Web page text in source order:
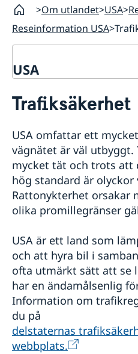
Om utlandet USA
Reseinformation USA
USA
Service till svenskar i USA
Här kan du förtidsrösta i
Ansök om/förnya pass
Pass för vuxna
Pass för barn
Provisoriskt pass
Nationellt ID-kort
Hämta pass och nationellt
Hur bokar jag av eller
Hjälp kring medborgarskap
Namn och
Återfå svenskt
Dubbelt medborgarskap
Förlust och behållande av
Körkort
Vigsel i USA
Akut hjälp
Vad kan du få hjälp med?
Juridisk hjälp i utlandet
Reseinformation USA
Aktuella händelser
Allmänna säkerhetsläget
Råd till resenärer
In- och
Terrorism, kriminalitet och
Hälso- och sjukvård
Lokala lagar och sedvänjor
Trafiksäkerhet
Avgifter
Trafiksäkerhet
USA omfattar ett
vägnätet är väl utbyggt.
mycket tät och trots att
hög standard är
Rattonykterhet orsakar
olika promillegränser
USA är ett land som
och att hyra bil i
ofta utmärkt sätt att se
har en ändamålsenlig
Information om
du på
delstaternas
webbplats.